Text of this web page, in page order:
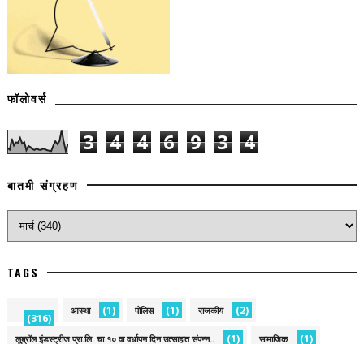
फॉलोवर्स
3 4 4 6 9 3 4
बातमी संग्रहण
TAGS
(316)
आस्था (1) पोलिस (1) राजकीय (2)
लुब्रॉल इंडस्ट्रीज प्रा.लि. चा १० वा वर्धापन दिन उत्साहात संपन्न.. (1) सामाजिक (1)